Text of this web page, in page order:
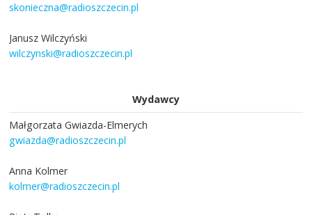
skonieczna@radioszczecin.pl
Janusz Wilczyński
wilczynski@radioszczecin.pl
Wydawcy
Małgorzata Gwiazda-Elmerych
gwiazda@radioszczecin.pl
Anna Kolmer
kolmer@radioszczecin.pl